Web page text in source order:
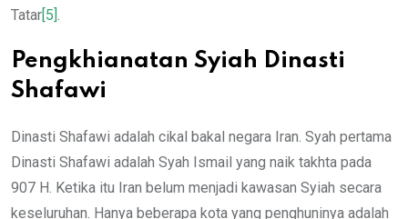
Tatar [5] .
Pengkhianatan Syiah Dinasti
Shafawi
Dinasti Shafawi adalah cikal bakal negara Iran. Syah pertama
Dinasti Shafawi adalah Syah Ismail yang naik takhta pada
907 H. Ketika itu Iran belum menjadi kawasan Syiah secara
keseluruhan. Hanya beberapa kota yang penghuninya adalah